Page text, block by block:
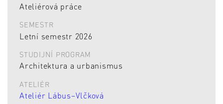
Ateliérová práce
SEMESTR
Letní semestr 2026
STUDIJNÍ PROGRAM
Architektura a urbanismus
ATELIÉR
Ateliér Lábus–Vlčková